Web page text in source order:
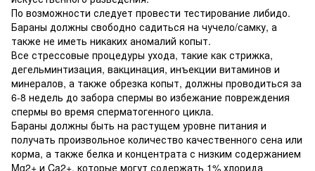
По возможности следует провести тестирование либидо.
Бараны должны свободно садиться на чучело/самку, а
также не иметь никаких аномалий копыт.
Все стрессовые процедуры ухода, такие как стрижка,
дегельминтизация, вакцинация, инъекции витаминов и
минералов, а также обрезка копыт, должны проводиться за
6-8 недель до забора спермы во избежание повреждения
спермы во время сперматогенного цикла.
Бараны должны быть на растущем уровне питания и
получать произвольное количество качественного сена или
корма, а также белка и концентрата с низким содержанием
Mg2+ и Ca2+, которые могут содержать 1% хлорида